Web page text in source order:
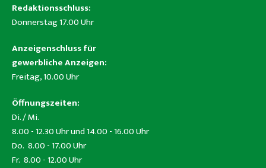
Redaktionsschluss:
Donnerstag 17.00 Uhr
Anzeigenschluss für
gewerbliche Anzeigen:
Freitag, 10.00 Uhr
Öffnungszeiten:
Di. / Mi.
8.00 - 12.30 Uhr und 14.00 - 16.00 Uhr
Do. 8.00 - 17.00 Uhr
Fr. 8.00 - 12.00 Uhr